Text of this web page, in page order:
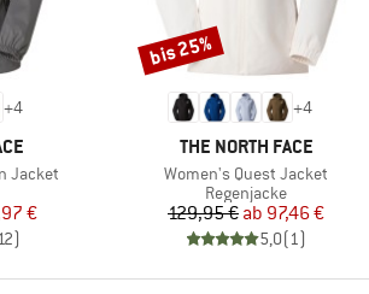
+4
Jacket
Preis
€
12)
+4
MARKE
THE NORTH FACE
Artikel
Women's Quest Jacket
Produktgruppe
Regenjacke
Preis
129,95 € reduzierter Preis
ab 97,46 €
5,0(1)
Rabatt
bis 25%